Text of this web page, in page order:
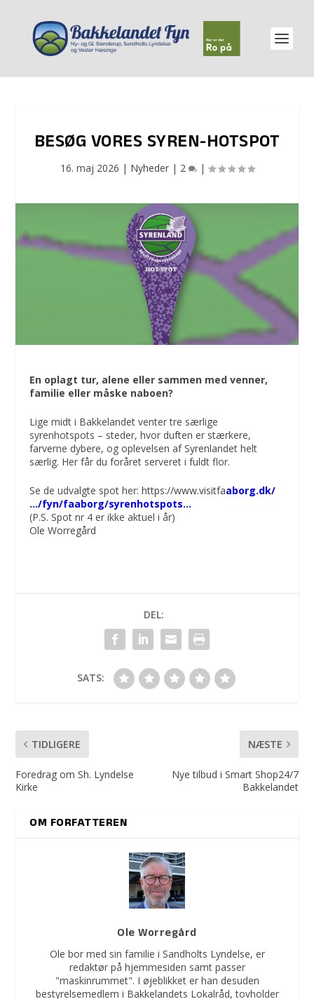
BESØG VORES SYREN-HOTSPOT
16. maj 2026 | Nyheder| 2 |
En oplagt tur, alene eller sammen med venner,
familie eller måske naboen?
Lige midt i Bakkelandet venter tre særlige
syrenhotspots – steder, hvor duften er stærkere,
farverne dybere, og oplevelsen af Syrenlandet helt
særlig. Her får du foråret serveret i fuldt flor.
Se de udvalgte spot her:https://www.visitfaaborg.dk/
…/fyn/faaborg/syrenhotspots…
(P.S. Spot nr 4 er ikke aktuel i år)
Ole Worregård
DEL:
SATS:
TIDLIGERE
Foredrag om Sh. Lyndelse
Kirke
NÆSTE
Nye tilbud i Smart Shop24/7
Bakkelandet
OM FORFATTEREN
Ole Worregård
Ole bor med sin familie i Sandholts Lyndelse, er
redaktør på hjemmesiden samt passer
"maskinrummet". I øjeblikket er han desuden
bestyrelsemedlem i Bakkelandets Lokalråd, tovholder